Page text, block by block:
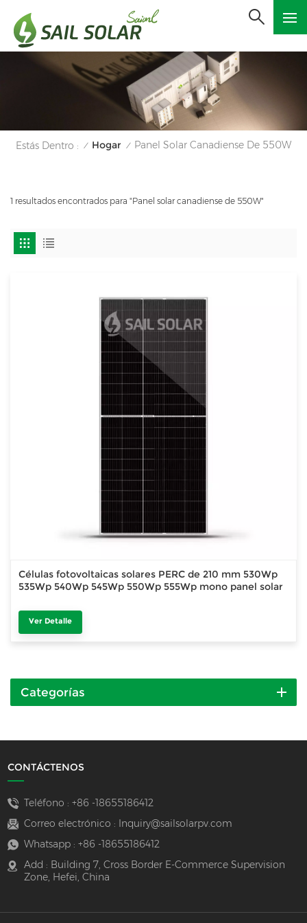
Estás Dentro : / Hogar / Panel Solar Canadiense De 550W
1 resultados encontrados para "Panel solar canadiense de 550W"
Células fotovoltaicas solares PERC de 210 mm 530Wp
535Wp 540Wp 545Wp 550Wp 555Wp mono panel solar
Ver Detalle
Categorías
CONTÁCTENOS
Teléfono : +86 -18655186412
Correo electrónico :
Inquiry@sailsolarpv.com
Whatsapp : +86 -18655186412
Add : Building 7, Cross Border E-Commerce Supervision
Zone, Hefei, China